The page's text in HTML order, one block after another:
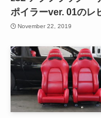
ポイラーver. 01のレ
November 22, 2019